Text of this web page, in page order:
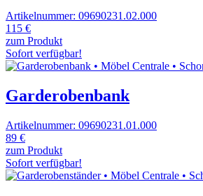
Artikelnummer: 09690231.02.000
115 €
zum Produkt
Sofort verfügbar!
Garderobenbank
Artikelnummer: 09690231.01.000
89 €
zum Produkt
Sofort verfügbar!